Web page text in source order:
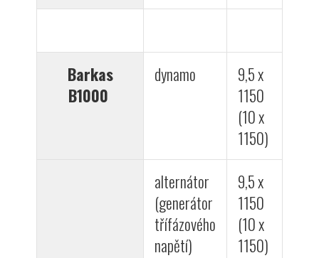
Barkas
B1000
dynamo
9,5 x
1150
(10 x
1150)
alternátor
(generátor
třífázového
napětí)
9,5 x
1150
(10 x
1150)